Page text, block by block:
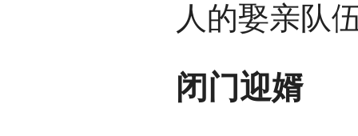
人的娶亲队
闭门迎婿